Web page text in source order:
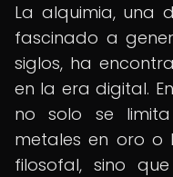
La alquimia, una
fascinado a
siglos, ha
en la era digital.
no solo se
metales en oro o
filosofal, sino